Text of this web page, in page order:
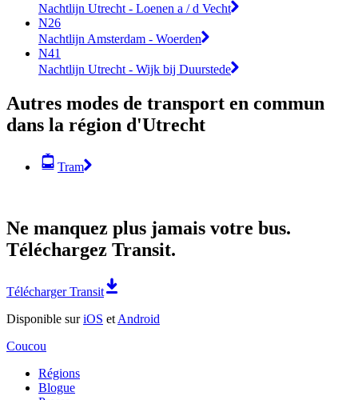
Nachtlijn Utrecht - Loenen a / d Vecht
N26
Nachtlijn Amsterdam - Woerden
N41
Nachtlijn Utrecht - Wijk bij Duurstede
Autres modes de transport en commun
dans la région d'Utrecht
Tram
Ne manquez plus jamais votre bus.
Téléchargez Transit.
Télécharger Transit
Disponible suriOS et Android
Coucou
Régions
Blogue